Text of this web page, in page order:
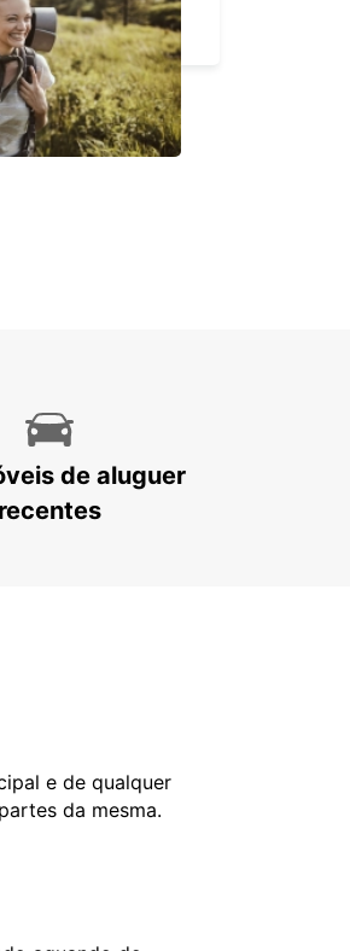
de aluguer
recentes
e de qualquer
da mesma.